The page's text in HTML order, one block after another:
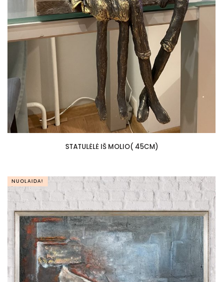
STATULĖLĖ IŠ MOLIO( 45CM)
NUOLAIDA!